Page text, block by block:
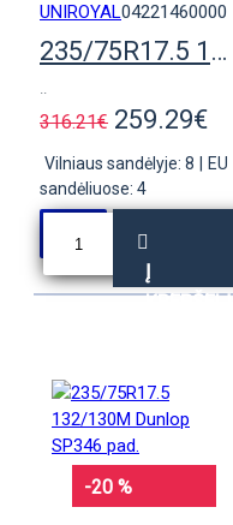
UNIROYAL04221460000
235/75R17.5 132/130M Uniroyal DH40 pad.
..
316.21€ 259.29€
Vilniaus sandėlyje: 8
EU
sandėliuose: 4
Į
KREPŠELĮ
-20 %